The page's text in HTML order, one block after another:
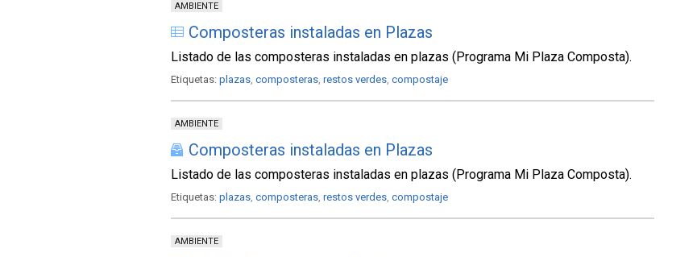
AMBIENTE
Composteras instaladas en Plazas
Listado de las composteras instaladas en plazas (Programa Mi Plaza Composta).
Etiquetas: plazas, composteras, restos verdes, compostaje
AMBIENTE
Composteras instaladas en Plazas
Listado de las composteras instaladas en plazas (Programa Mi Plaza Composta).
Etiquetas: plazas, composteras, restos verdes, compostaje
AMBIENTE